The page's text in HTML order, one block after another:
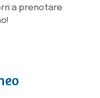
a prenotare